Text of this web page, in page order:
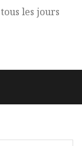
les jours